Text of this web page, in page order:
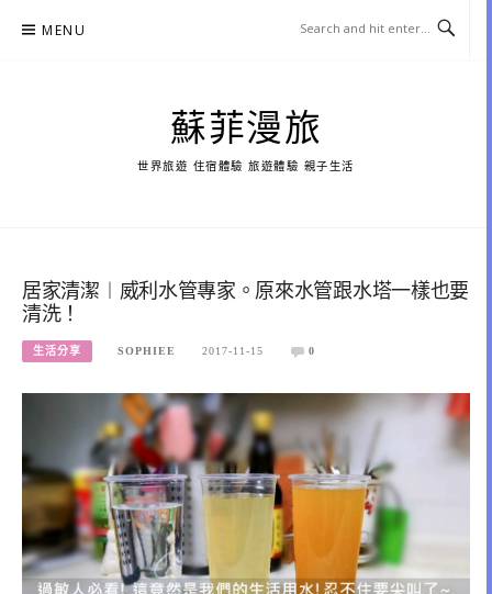
MENU
蘇菲漫旅
世界旅遊 住宿體驗 旅遊體驗 親子生活
居家清潔︱威利水管專家。原來水管跟水塔一樣也要
清洗！
生活分享 SOPHIEE 2017-11-15 0